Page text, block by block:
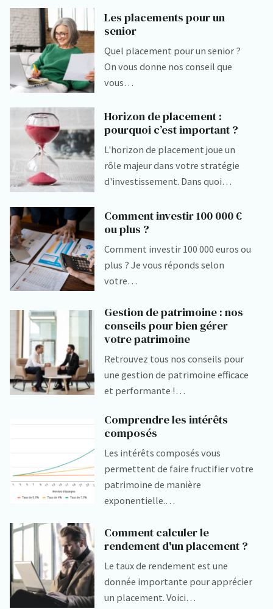
Les placements pour un
senior
Quel placement pour un senior ?
On vous donne nos conseil que
vous…
Horizon de placement :
pourquoi c’est important ?
L'horizon de placement joue un
rôle majeur dans votre stratégie
d'investissement. Dans quoi…
Comment investir 100 000 €
ou plus ?
Comment investir 100 000 euros ou
plus ? Je vous réponds selon
votre…
Gestion de patrimoine : nos
conseils pour bien gérer
votre patrimoine
Retrouvez tous nos conseils pour
une gestion de patrimoine efficace
et performante !…
Comprendre les intérêts
composés
Les intérêts composés vous
permettent de faire fructifier votre
patrimoine de manière
exponentielle.…
Comment calculer le
rendement d'un placement ?
Le taux de rendement est une
donnée importante pour apprécier
un placement. Voici…